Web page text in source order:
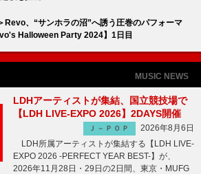
Revo、“サンホラの沼”へ誘う圧巻のパフォーマ
Halloween Party 2024】1日目
MUSIC NEWS
LDHアーティストが集結、国立競技場で
【LDH LIVE-EXPO 2026】2DAYS開催
Ｊ－ＰＯＰ
2026年8月6日
LDH所属アーティストが集結する【LDH LIVE-
EXPO 2026 -PERFECT YEAR BEST-】が、
2026年11月28日・29日の2日間、東京・MUFG